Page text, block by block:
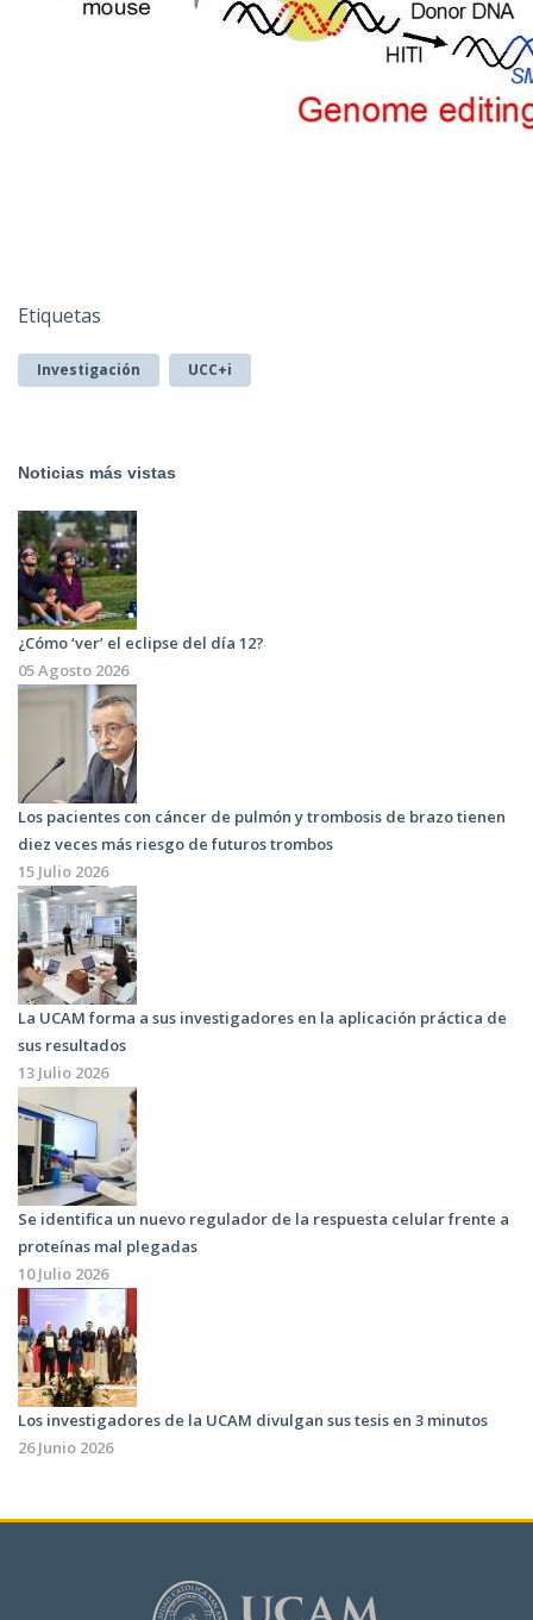
Etiquetas
Investigación UCC+i
Noticias más vistas
¿Cómo ‘ver’ el eclipse del día 12?
05 Agosto 2026
Los pacientes con cáncer de pulmón y trombosis de brazo tienen
diez veces más riesgo de futuros trombos
15 Julio 2026
La UCAM forma a sus investigadores en la aplicación práctica de
sus resultados
13 Julio 2026
Se identifica un nuevo regulador de la respuesta celular frente a
proteínas mal plegadas
10 Julio 2026
Los investigadores de la UCAM divulgan sus tesis en 3 minutos
26 Junio 2026